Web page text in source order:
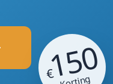
€
150